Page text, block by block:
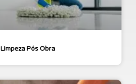
Limpeza Pós Obra